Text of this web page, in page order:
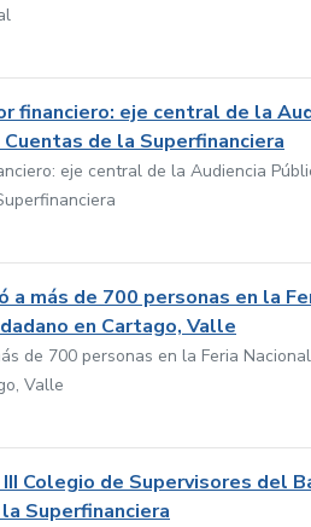
financiero: eje central de la
de la Superfinanciera
eje central de la Audiencia
a más de 700 personas en la
en Cartago, Valle
de 700 personas en la Feria
Valle
Colegio de Supervisores del
Superfinanciera